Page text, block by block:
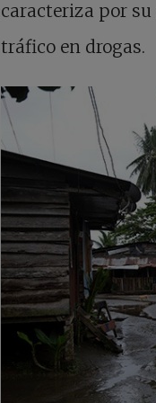
caracteriza por
tráfico en drogas.